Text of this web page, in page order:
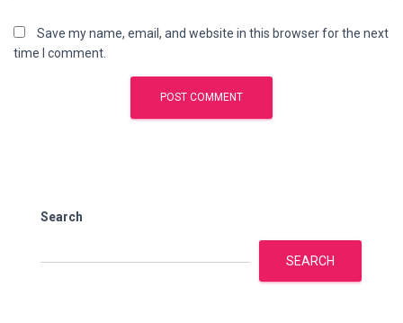
Save my name, email, and website in this browser for the next
time I comment.
Search
SEARCH